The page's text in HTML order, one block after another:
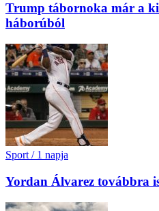
Trump tábornoka már a
háborúból
Sport / 1 napja
Yordan Álvarez továbbra